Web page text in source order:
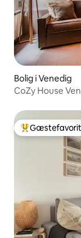
Bolig i Venedig
CoZy House
Bedste
Gæstefavorit